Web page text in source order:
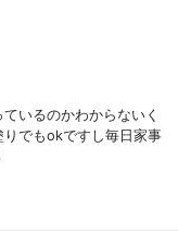
いるのかわからないく
でもokですし毎日家事